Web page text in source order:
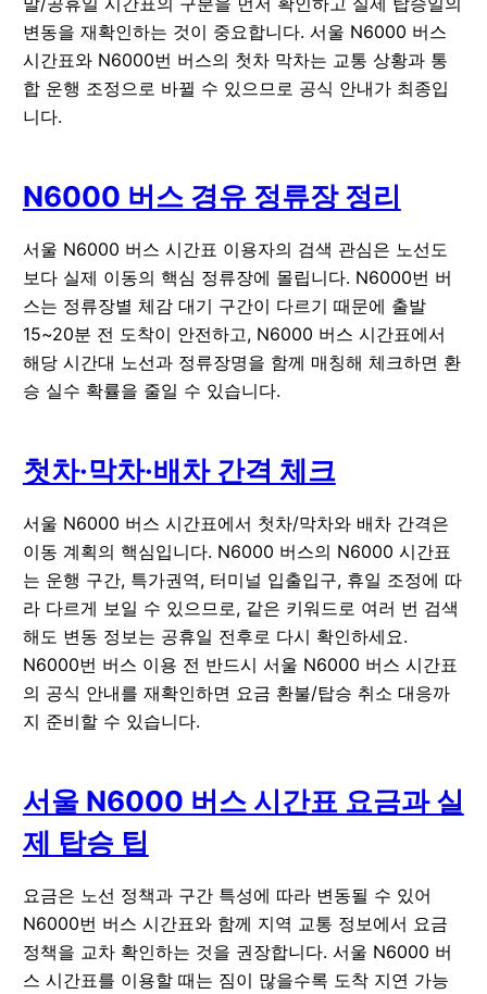
변동을 재확인하는 것이 중요합니다. 서울 N6000 버스
시간표와 N6000번 버스의 첫차 막차는 교통 상황과 통
합 운행 조정으로 바뀔 수 있으므로 공식 안내가 최종입
니다.
N6000 버스 경유 정류장 정리
서울 N6000 버스 시간표 이용자의 검색 관심은 노선도
보다 실제 이동의 핵심 정류장에 몰립니다. N6000번 버
스는 정류장별 체감 대기 구간이 다르기 때문에 출발
15~20분 전 도착이 안전하고, N6000 버스 시간표에서
해당 시간대 노선과 정류장명을 함께 매칭해 체크하면 환
승 실수 확률을 줄일 수 있습니다.
첫차·막차·배차 간격 체크
서울 N6000 버스 시간표에서 첫차/막차와 배차 간격은
이동 계획의 핵심입니다. N6000 버스의 N6000 시간표
는 운행 구간, 특가권역, 터미널 입출입구, 휴일 조정에 따
라 다르게 보일 수 있으므로, 같은 키워드로 여러 번 검색
해도 변동 정보는 공휴일 전후로 다시 확인하세요.
N6000번 버스 이용 전 반드시 서울 N6000 버스 시간표
의 공식 안내를 재확인하면 요금 환불/탑승 취소 대응까
지 준비할 수 있습니다.
서울 N6000 버스 시간표 요금과 실
제 탑승 팁
요금은 노선 정책과 구간 특성에 따라 변동될 수 있어
N6000번 버스 시간표와 함께 지역 교통 정보에서 요금
정책을 교차 확인하는 것을 권장합니다. 서울 N6000 버
스 시간표를 이용할 때는 짐이 많을수록 도착 지연 가능